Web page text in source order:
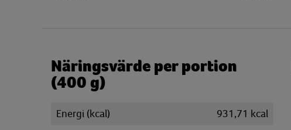
Näringsvärde per portion
(400 g)
Energi (kcal)
931,71 kcal